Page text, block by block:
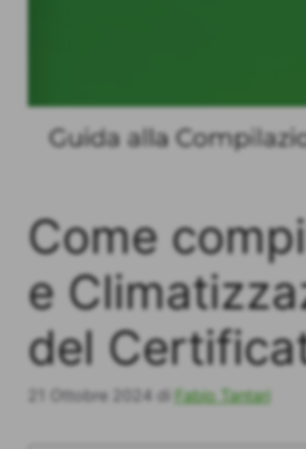
Come
e
del
21 Ottobre 2024 di Fabio Tantari